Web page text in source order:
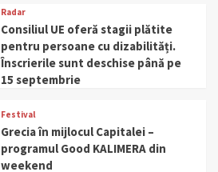
Radar
Consiliul UE oferă stagii plătite
pentru persoane cu dizabilități.
Înscrierile sunt deschise până pe
15 septembrie
Festival
Grecia în mijlocul Capitalei –
programul Good KALIMERA din
weekend